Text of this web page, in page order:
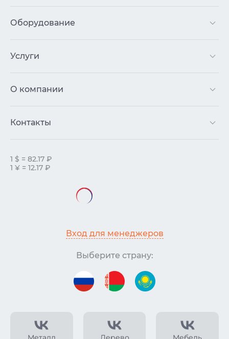
Оборудование
Услуги
О компании
Контакты
1 $ = 82.17 ₽
1 ¥ = 12.17 ₽
Вход для менеджеров
Выберите страну: